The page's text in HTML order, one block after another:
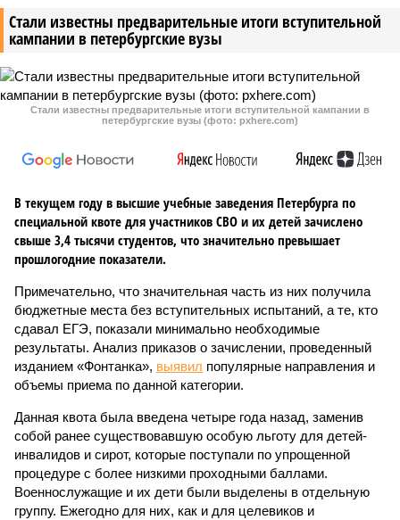
Стали известны предварительные итоги вступительной
кампании в петербургские вузы
Стали известны предварительные итоги вступительной кампании в
петербургские вузы (фото: pxhere.com)
В текущем году в высшие учебные заведения Петербурга по
специальной квоте для участников СВО и их детей зачислено
свыше 3,4 тысячи студентов, что значительно превышает
прошлогодние показатели.
Примечательно, что значительная часть из них получила
бюджетные места без вступительных испытаний, а те, кто
сдавал ЕГЭ, показали минимально необходимые
результаты. Анализ приказов о зачислении, проведенный
изданием «Фонтанка», выявил популярные направления и
объемы приема по данной категории.
Данная квота была введена четыре года назад, заменив
собой ранее существовавшую особую льготу для детей-
инвалидов и сирот, которые поступали по упрощенной
процедуре с более низкими проходными баллами.
Военнослужащие и их дети были выделены в отдельную
группу. Ежегодно для них, как и для целевиков и